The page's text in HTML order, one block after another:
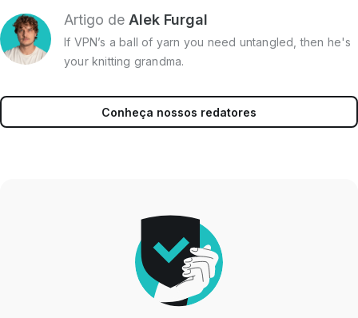
Artigo de Alek Furgal
If VPN’s a ball of yarn you need untangled, then he's
your knitting grandma.
Conheça nossos redatores